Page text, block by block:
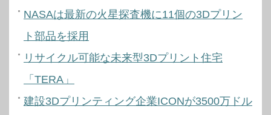
NASAは最新の火星探査機に11個の3Dプリン
ト部品を採用
リサイクル可能な未来型3Dプリント住宅
「TERA」
建設3Dプリンティング企業ICONが3500万ドル